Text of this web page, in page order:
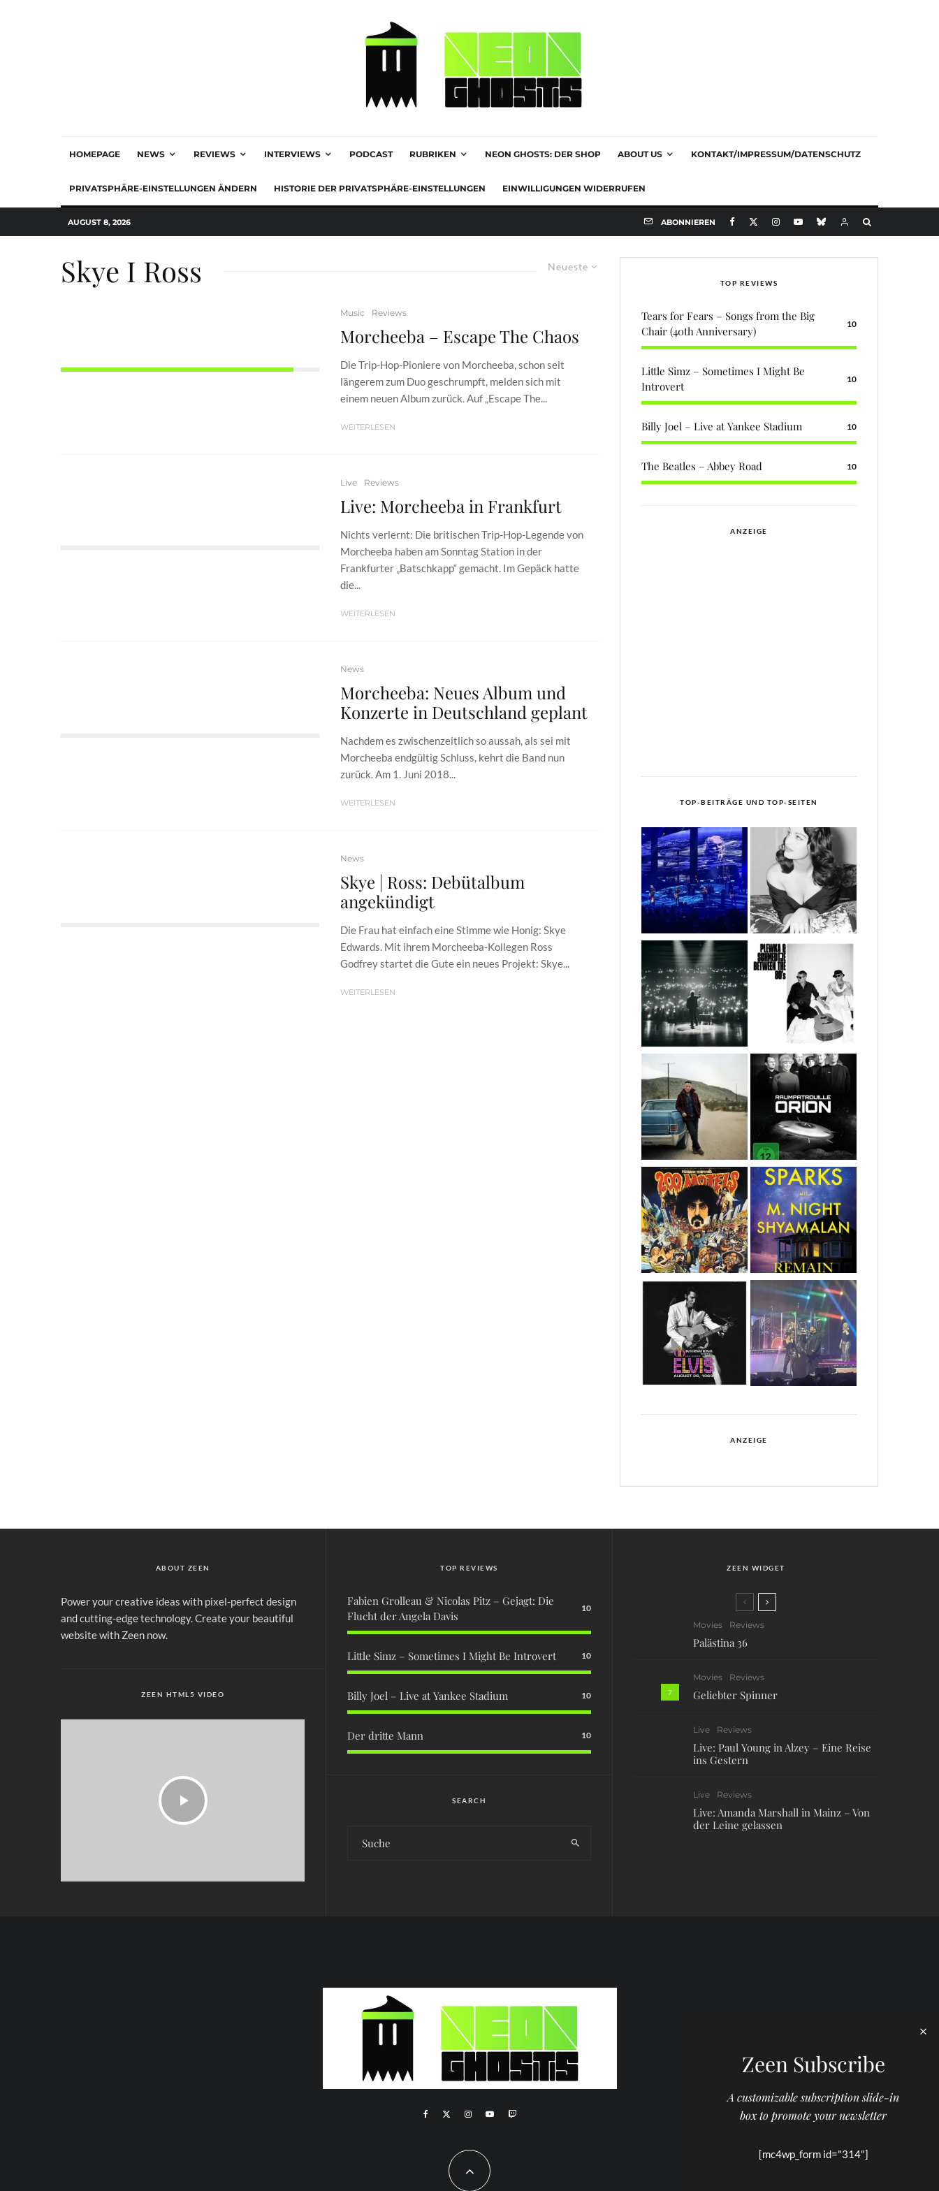
HOMEPAGE NEWS REVIEWS INTERVIEWS PODCAST RUBRIKEN NEON GHOSTS: DER SHOP ABOUT US KONTAKT/IMPRESSUM/DATENSCHUTZ
PRIVATSPHÄRE-EINSTELLUNGEN ÄNDERN HISTORIE DER PRIVATSPHÄRE-EINSTELLUNGEN EINWILLIGUNGEN WIDERRUFEN
AUGUST 8, 2026 ABONNIEREN
Neueste
Skye I Ross
Music Reviews
Morcheeba – Escape The Chaos
Die Trip-Hop-Pioniere von Morcheeba, schon seit
längerem zum Duo geschrumpft, melden sich mit
einem neuen Album zurück. Auf „Escape The...
WEITERLESEN
Live Reviews
Live: Morcheeba in Frankfurt
Nichts verlernt: Die britischen Trip-Hop-Legende von
Morcheeba haben am Sonntag Station in der
Frankfurter „Batschkapp“ gemacht. Im Gepäck hatte
die...
WEITERLESEN
News
Morcheeba: Neues Album und
Konzerte in Deutschland geplant
Nachdem es zwischenzeitlich so aussah, als sei mit
Morcheeba endgültig Schluss, kehrt die Band nun
zurück. Am 1. Juni 2018...
WEITERLESEN
News
Skye | Ross: Debütalbum
angekündigt
Die Frau hat einfach eine Stimme wie Honig: Skye
Edwards. Mit ihrem Morcheeba-Kollegen Ross
Godfrey startet die Gute ein neues Projekt: Skye...
WEITERLESEN
TOP REVIEWS
Tears for Fears – Songs from the Big
Chair (40th Anniversary)
10
Little Simz – Sometimes I Might Be
Introvert
10
Billy Joel – Live at Yankee Stadium 10
The Beatles – Abbey Road 10
ANZEIGE
TOP-BEITRÄGE UND TOP-SEITEN
ANZEIGE
ABOUT ZEEN
Power your creative ideas with pixel-perfect design
and cutting-edge technology. Create your beautiful
website with Zeen now.
ZEEN HTML5 VIDEO
TOP REVIEWS
Fabien Grolleau & Nicolas Pitz – Gejagt: Die
Flucht der Angela Davis
10
Little Simz – Sometimes I Might Be Introvert 10
Billy Joel – Live at Yankee Stadium 10
Der dritte Mann 10
SEARCH
ZEEN WIDGET
Movies Reviews
Palästina 36
7
Movies Reviews
Geliebter Spinner
Live Reviews
Live: Paul Young in Alzey – Eine Reise
ins Gestern
Live Reviews
Live: Amanda Marshall in Mainz – Von
der Leine gelassen
Zeen Subscribe
A customizable subscription slide-in
box to promote your newsletter
[mc4wp_form id="314"]